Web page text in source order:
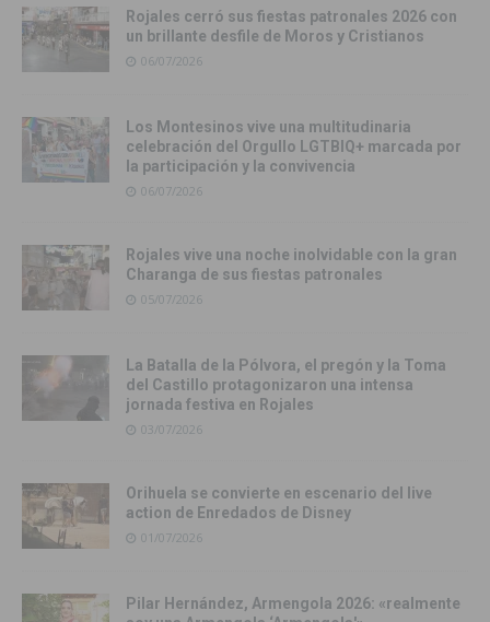
Rojales cerró sus fiestas patronales 2026 con
un brillante desfile de Moros y Cristianos
06/07/2026
Los Montesinos vive una multitudinaria
celebración del Orgullo LGTBIQ+ marcada por
la participación y la convivencia
06/07/2026
Rojales vive una noche inolvidable con la gran
Charanga de sus fiestas patronales
05/07/2026
La Batalla de la Pólvora, el pregón y la Toma
del Castillo protagonizaron una intensa
jornada festiva en Rojales
03/07/2026
Orihuela se convierte en escenario del live
action de Enredados de Disney
01/07/2026
Pilar Hernández, Armengola 2026: «realmente